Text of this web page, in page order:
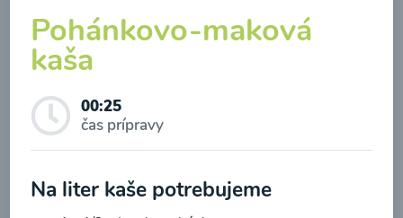
Pohánkovo-maková
kaša
00:25
čas prípravy
Na liter kaše potrebujeme
Odber noviniek a akcií
spracovaním osobných údajov pre účely